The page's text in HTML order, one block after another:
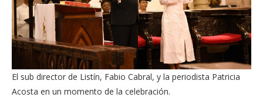
El sub director de Listín, Fabio Cabral, y la periodista Patricia
Acosta en un momento de la celebración.